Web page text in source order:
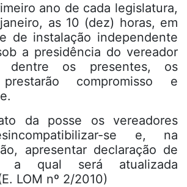
ano de cada legislatura,
as 10 (dez) horas, em
de instalação independente
a presidência do vereador
dentre os presentes, os
compromisso e
da posse os vereadores
se e, na
apresentar declaração de
a qual será atualizada
LOM nº 2/2010)